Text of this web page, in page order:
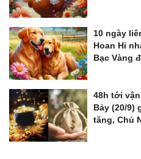
10 ngày
Hoan Hỉ
Bạc Vàng
48h tới
Bảy (20/9)
tăng, Chủ